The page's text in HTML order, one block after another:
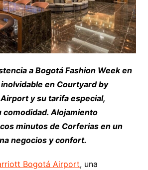
a Bogotá Fashion Week en
en Courtyard by
y su tarifa especial,
comodidad. Alojamiento
minutos de Corferias en un
negocios y confort.
Bogotá Airport, una